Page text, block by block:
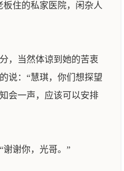
板住的私家医院，闲杂人
，当然体谅到她的苦衷
说：“慧琪，你们想探望
会一声，应该可以安排
谢你，光哥。”